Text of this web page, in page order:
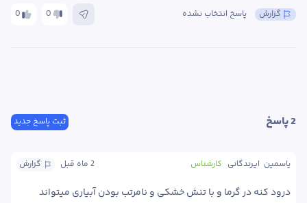
0 0 پاسخ انتخاب نشده گزارش
ثبت پاسخ جدید 2 پاسخ
گزارش 2 ماه قبل کارشناس یاسمین  ایرندگانی